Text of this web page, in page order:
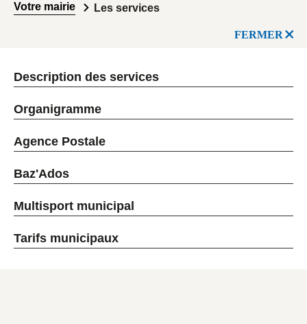
Votre mairie Les services
FERMER
Description des services
Organigramme
Agence Postale
Baz'Ados
Multisport municipal
Tarifs municipaux